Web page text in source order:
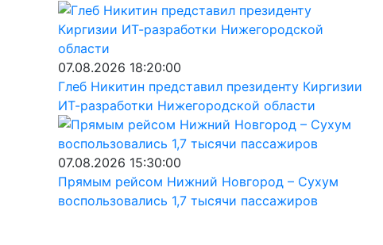
07.08.2026 18:20:00
Глеб Никитин представил президенту Киргизии
ИТ-разработки Нижегородской области
07.08.2026 15:30:00
Прямым рейсом Нижний Новгород – Сухум
воспользовались 1,7 тысячи пассажиров